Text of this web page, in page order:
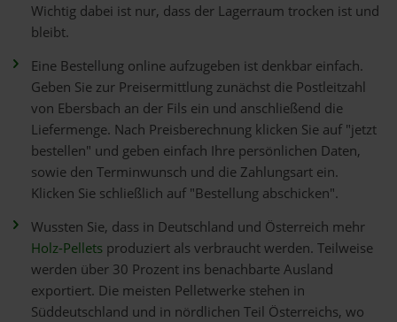
Wichtig dabei ist nur, dass der Lagerraum trocken ist und
bleibt.
Eine Bestellung online aufzugeben ist denkbar einfach.
Geben Sie zur Preisermittlung zunächst die Postleitzahl
von Ebersbach an der Fils ein und anschließend die
Liefermenge. Nach Preisberechnung klicken Sie auf "jetzt
bestellen" und geben einfach Ihre persönlichen Daten,
sowie den Terminwunsch und die Zahlungsart ein.
Klicken Sie schließlich auf "Bestellung abschicken".
Wussten Sie, dass in Deutschland und Österreich mehr
Holz-Pellets produziert als verbraucht werden. Teilweise
werden über 30 Prozent ins benachbarte Ausland
exportiert. Die meisten Pelletwerke stehen in
Süddeutschland und in nördlichen Teil Österreichs, wo